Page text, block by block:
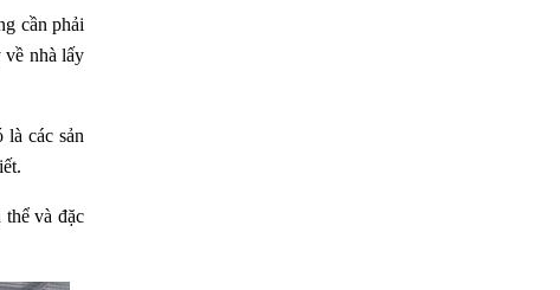
cần phải
về nhà lấy
các sản
và đặc